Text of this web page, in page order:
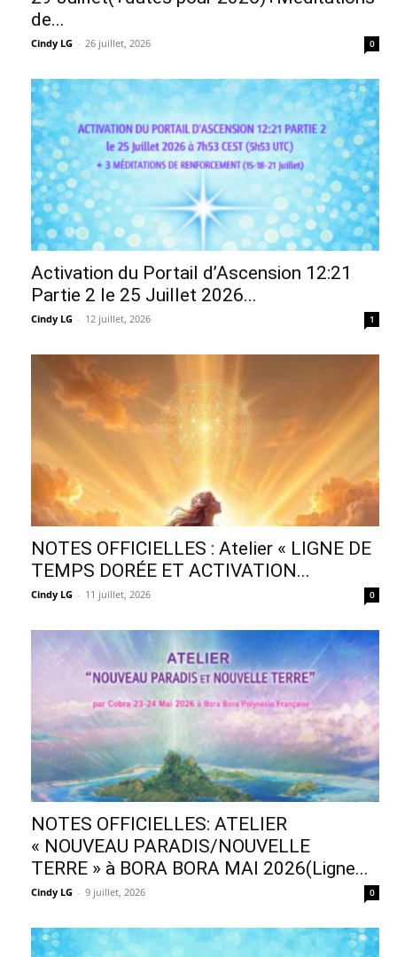
de...
Cindy LG - 26 juillet, 2026 0
Activation du Portail d’Ascension 12:21
Partie 2 le 25 Juillet 2026...
Cindy LG - 12 juillet, 2026 1
NOTES OFFICIELLES : Atelier « LIGNE DE
TEMPS DORÉE ET ACTIVATION...
Cindy LG - 11 juillet, 2026 0
NOTES OFFICIELLES: ATELIER
« NOUVEAU PARADIS/NOUVELLE
TERRE » à BORA BORA MAI 2026(Ligne...
Cindy LG - 9 juillet, 2026 0